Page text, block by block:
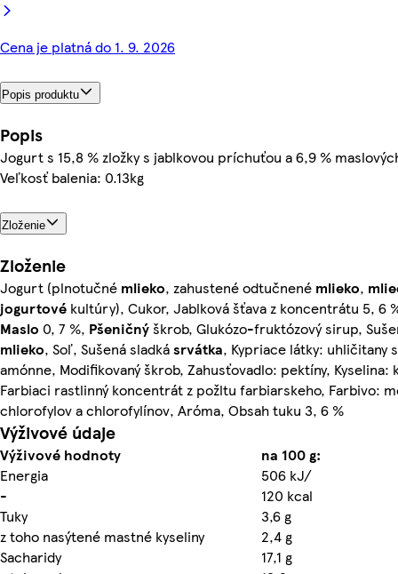
Cena je platná do 1. 9. 2026
Popis produktu
Popis
Jogurt s 15,8 % zložky s jablkovou príchuťou a 6,9 %
Veľkosť balenia: 0.13kg
Zloženie
Zloženie
Jogurt (plnotučné mlieko, zahustené odtučnené mlieko,
jogurtové kultúry), Cukor, Jablková šťava z koncentrátu 5, 6
Maslo 0, 7 %, Pšeničnýškrob, Glukózo-fruktózový sirup,
mlieko, Soľ, Sušená sladkásrvátka, Kypriace látky: uhličitany
amónne, Modifikovaný škrob, Zahusťovadlo: pektíny,
Farbiaci rastlinný koncentrát z požltu farbiarskeho, Farbivo:
chlorofylov a chlorofylínov, Aróma, Obsah tuku 3, 6 %
Výživové údaje
Výživové hodnoty
na 100 g:
Energia
506 kJ/
-
120 kcal
Tuky
3,6 g
z toho nasýtené mastné kyseliny
2,4 g
Sacharidy
17,1 g